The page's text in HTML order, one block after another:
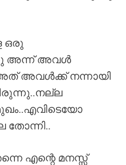
ഒരു
അന്ന് അവൾ
അവൾക്ക് നന്നായി
തോന്നി..
എന്റെ മനസ്സ്